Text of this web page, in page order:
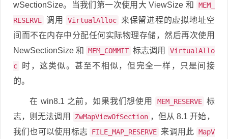
wSectionSize。当我们第一次使用大 ViewSize 和
MEM_
RESERVE 调用 VirtualAlloc
来保留进程的虚拟地址空
间而不在内存中分配任何实际物理存储，然后再次使用
NewSectionSize 和
MEM_COMMIT 标志调用
VirtualAllo
c
时，这类似。甚至不相似，但完全一样，只是间接
的。
在 win8.1 之前，如果我们想使用 MEM_RESERVE 标
志，则无法调用
ZwMapViewOfSection ，但从 8.1 开始，
我们也可以使用标志 FILE_MAP_RESERVE 来调用此 MapV